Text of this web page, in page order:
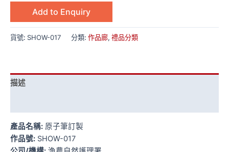
Add to Enquiry
貨號: SHOW-017 分類: 作品廊, 禮品分類
描述
產品名稱: 原子筆訂製
作品號: SHOW-017